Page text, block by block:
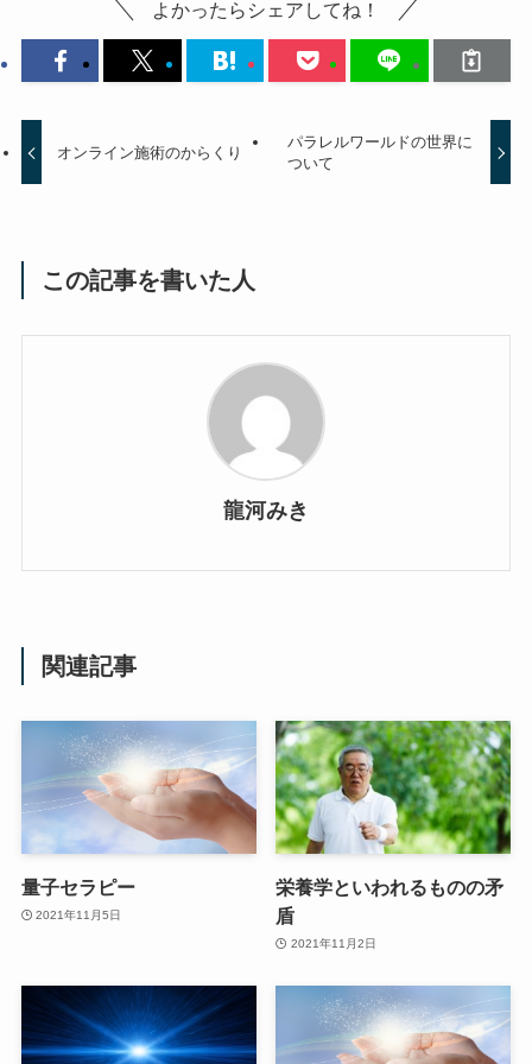
よかったらシェアしてね！
オンライン施術のからくり
パラレルワールドの世界に
ついて
この記事を書いた人
龍河みき
関連記事
量子セラピー
2021年11月5日
栄養学といわれるものの矛
盾
2021年11月2日